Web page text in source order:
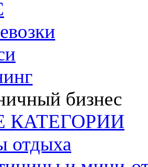
бизнес
КАТЕГОРИИ
отдыха